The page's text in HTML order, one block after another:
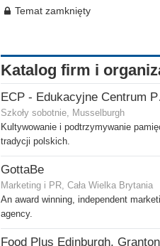
Temat zamknięty
Katalog firm i
Szkoły sobotnie, Musselburgh
Kultywowanie i podtrzymywanie
tradycji polskich.
GottaBe
Marketing i PR, Cała Wielka Brytania
An award winning, independent
agency.
Food Plus Edinburgh, Granton